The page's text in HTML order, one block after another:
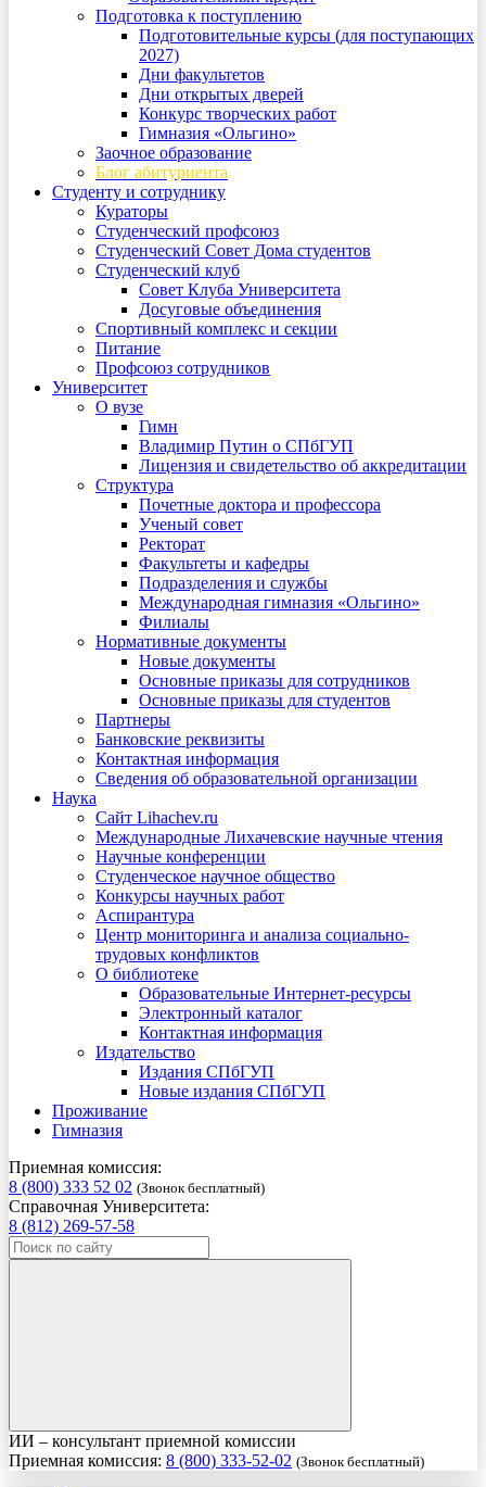
Подготовка к поступлению
Подготовительные курсы (для поступающих
2027)
Дни факультетов
Дни открытых дверей
Конкурс творческих работ
Гимназия «Ольгино»
Заочное образование
Блог абитуриента
Студенту и сотруднику
Кураторы
Студенческий профсоюз
Студенческий Совет Дома студентов
Студенческий клуб
Совет Клуба Университета
Досуговые объединения
Спортивный комплекс и секции
Питание
Профсоюз сотрудников
Университет
О вузе
Гимн
Владимир Путин о СПбГУП
Лицензия и свидетельство об аккредитации
Структура
Почетные доктора и профессора
Ученый совет
Ректорат
Факультеты и кафедры
Подразделения и службы
Международная гимназия «Ольгино»
Филиалы
Нормативные документы
Новые документы
Основные приказы для сотрудников
Основные приказы для студентов
Партнеры
Банковские реквизиты
Контактная информация
Сведения об образовательной организации
Наука
Сайт Lihachev.ru
Международные Лихачевские научные чтения
Научные конференции
Студенческое научное общество
Конкурсы научных работ
Аспирантура
Центр мониторинга и анализа социально-
трудовых конфликтов
О библиотеке
Образовательные Интернет-ресурсы
Электронный каталог
Контактная информация
Издательство
Издания СПбГУП
Новые издания СПбГУП
Проживание
Гимназия
Приемная комиссия:
8 (800) 333 52 02 (Звонок бесплатный)
Справочная Университета:
8 (812) 269-57-58
ИИ – консультант приемной комиссии
Приемная комиссия: 8 (800) 333-52-02 (Звонок бесплатный)